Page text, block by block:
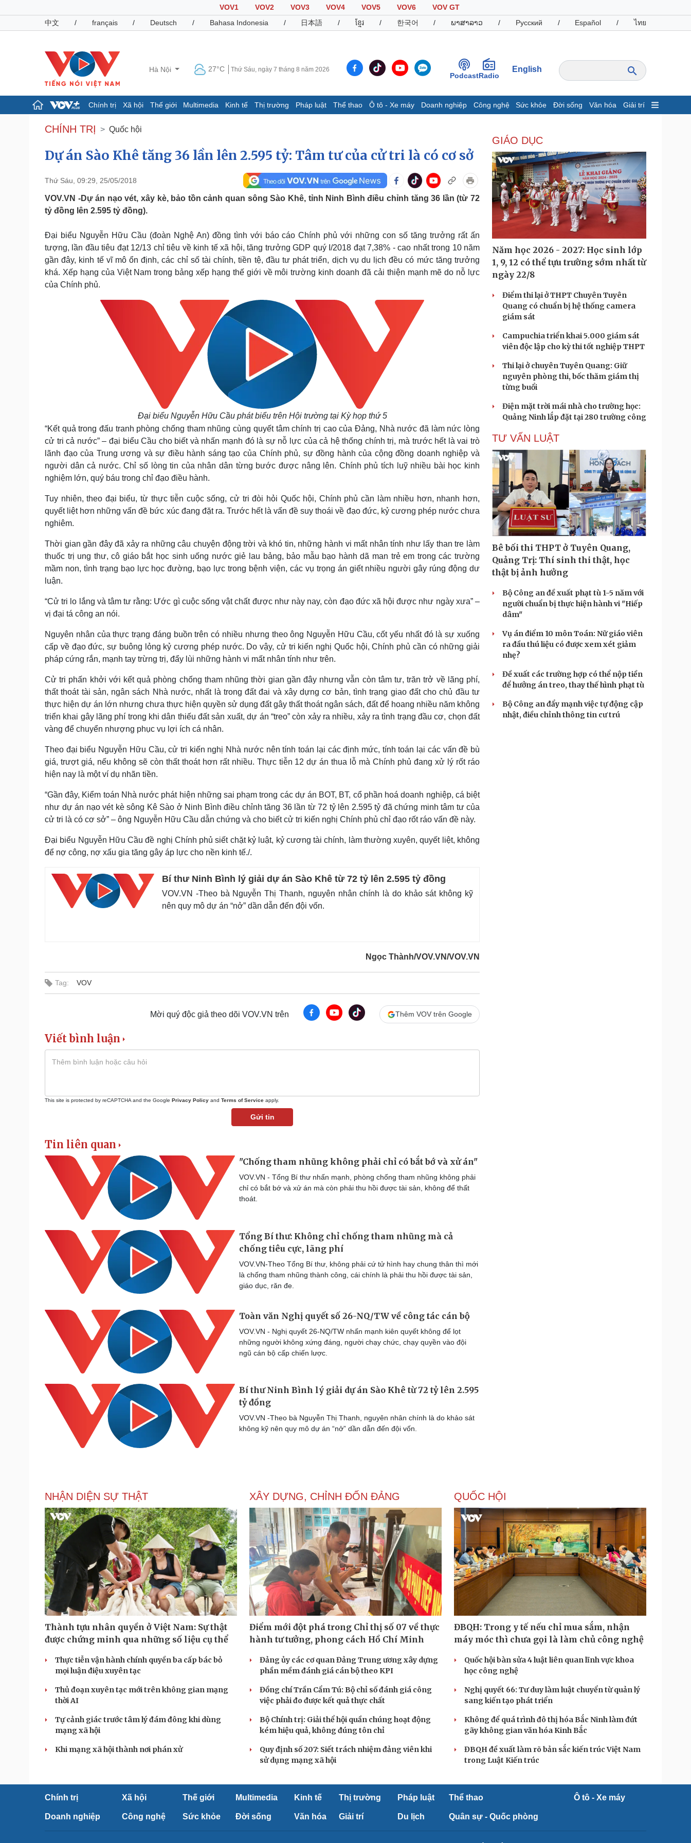
VOV1 VOV2 VOV3 VOV4 VOV5 VOV6
VOV GT
中文
/ français / Deutsch / Bahasa Indonesia / 日本語 / ខ្មែរ / 한국어 / ພາສາລາວ / Русский / Español / ไทย
Hà Nội 27°C Thứ Sáu, ngày 7 tháng 8 năm 2026
PodcastRadio
English
Chính trị Xã hội Thế giới Multimedia Kinh tế Thị trường Pháp luật Thể thao Ô tô - Xe máy Doanh nghiệp Công nghệ Sức khỏe Đời sống Văn hóa Giải trí
Chính trị
Tổ chức nhân sự
Quốc hội
Dự báo thời tiết
Giáo dục
Biển đảo
Cuộc sống đó đây
Hồ sơ
Ảnh
E-Magazine
Infographic
Bất động sản
Khởi nghiệp
Tiêu dùng
Tỷ giá
Chứng khoán
Giá cà phê
Pháp luật
Tin nóng
Tư vấn luật
Quân sự - Quốc phòng
Việt Nam
Phân tích
Lịch thi đấu bóng đá
Thế giới thể thao
eSports
Hậu trường
Xe máy
Tư vấn
Doanh nghiệp
Thông tin doanh nghiệp
Doanh nghiệp 24h
Doanh nhân
Vì cộng đồng
Công nghệ
Sành điệu
Trải nghiệm
Chuyển đổi số
Sức khỏe
Dinh dưỡng - món ngon
Blog
Tình yêu - Gia đình
Sân khấu - Điện ảnh
Di sản
Nghệ sĩ
Thời trang
Sao Việt
Câu chuyện thời sự
Đọc truyện đêm khuya
Kể chuyện cho bé
Hạt giống tâm hồn
CHÍNH TRỊ Quốc hội
Dự án Sào Khê tăng 36 lần lên 2.595 tỷ: Tâm tư của cử tri là có cơ sở
Thứ Sáu, 09:29, 25/05/2018
VOV.VN -Dự án nạo vét, xây kè, bảo tồn cảnh quan sông Sào Khê, tỉnh Ninh Bình điều chỉnh tăng 36 lần (từ 72
tỷ đồng lên 2.595 tỷ đồng).
Đại biểu Nguyễn Hữu Cầu (đoàn Nghệ An) đồng tình với báo cáo Chính phủ với những con số tăng trưởng rất ấn
tượng, lần đầu tiêu đạt 12/13 chỉ tiêu về kinh tế xã hội, tăng trưởng GDP quý I/2018 đạt 7,38% - cao nhất trong 10 năm
gần đây, kinh tế vĩ mô ổn định, các chỉ số tài chính, tiền tệ, đầu tư phát triển, dịch vụ du lịch đều có mức tăng trưởng
khá. Xếp hạng của Việt Nam trong bảng xếp hạng thế giới về môi trường kinh doanh đã cải thiện mạnh mẽ do nỗ lực
của Chính phủ.
Đại biểu Nguyễn Hữu Cầu phát biểu trên Hội trường tại Kỳ họp thứ 5
“Kết quả trong đấu tranh phòng chống tham nhũng cùng quyết tâm chính trị cao của Đảng, Nhà nước đã làm nức lòng
cử tri cả nước” – đại biểu Cầu cho biết và nhấn mạnh đó là sự nỗ lực của cả hệ thống chính trị, mà trước hết là vai trò
lãnh đạo của Trung ương và sự điều hành sáng tạo của Chính phủ, sự đồng hành của cộng đồng doanh nghiệp và
người dân cả nước. Chỉ số lòng tin của nhân dân từng bước được nâng lên. Chính phủ tích luỹ nhiều bài học kinh
nghiệm lớn, quý báu trong chỉ đạo điều hành.
Tuy nhiên, theo đại biểu, từ thực tiễn cuộc sống, cử tri đòi hỏi Quốc hội, Chính phủ cần làm nhiều hơn, nhanh hơn,
quyết liệt hơn những vấn đề bức xúc đang đặt ra. Trước hết là vấn đề suy thoái về đạo đức, kỷ cương phép nước chưa
nghiêm.
Thời gian gần đây đã xảy ra những câu chuyện động trời và khó tin, những hành vi mất nhân tính như lấy than tre làm
thuốc trị ung thư, cô giáo bắt học sinh uống nước giẻ lau bảng, bảo mẫu bạo hành dã man trẻ em trong các trường
mầm non, tình trạng bạo lực học đường, bạo lực trong bệnh viện, các vụ trọng án giết nhiều người gây rúng động dư
luận.
“Cử tri lo lắng và tâm tư rằng: Ước gì cuộc sống vật chất được như này nay, còn đạo đức xã hội được như ngày xưa” –
vị đại tá công an nói.
Nguyên nhân của thực trạng đáng buồn trên có nhiều nhưng theo ông Nguyễn Hữu Cầu, cốt yếu nhất đó là sự xuống
cấp về đạo đức, sự buông lỏng kỷ cương phép nước. Do vậy, cử tri kiến nghị Quốc hội, Chính phủ cần có những giải
pháp cứng rắn, mạnh tay trừng trị, đẩy lùi những hành vi mất nhân tính như trên.
Cử tri phấn khởi với kết quả phòng chống tham nhũng thời gian gần đây nhưng vẫn còn tâm tư, trăn trở về lãng phí,
thất thoát tài sản, ngân sách Nhà nước, nhất là trong đất đai và xây dựng cơ bản, tình trạng giao đất cho chủ đầu tư
thực hiện dự án lớn nhưng chưa thực hiện quyền sử dụng đất gây thất thoát ngân sách, đất để hoang nhiều năm không
triển khai gây lãng phí trong khi dân thiếu đất sản xuất, dự án “treo” còn xảy ra nhiều, xảy ra tình trạng đầu cơ, chọn đất
vàng để chuyển nhượng phục vụ lợi ích cá nhân.
Theo đại biểu Nguyễn Hữu Cầu, cử tri kiến nghị Nhà nước nên tính toán lại các định mức, tính toán lại các vấn đề bù
giá, trượt giá, nếu không sẽ còn thất thoát hơn rất nhiều. Thực tiễn 12 dự án thua lỗ mà Chính phủ đang xử lý rốt ráo
hiện nay là một ví dụ nhãn tiền.
“Gần đây, Kiểm toán Nhà nước phát hiện những sai phạm trong các dự án BOT, BT, cổ phần hoá doanh nghiệp, cá biệt
như dự án nạo vét kè sông Kê Sào ở Ninh Bình điều chỉnh tăng 36 lần từ 72 tỷ lên 2.595 tỷ đã chứng minh tâm tư của
cử tri là có cơ sở” – ông Nguyễn Hữu Cầu dẫn chứng và cho biết cử tri kiến nghị Chính phủ chỉ đạo rốt ráo vấn đề này.
Đại biểu Nguyễn Hữu Cầu đề nghị Chính phủ siết chặt kỷ luật, kỷ cương tài chính, làm thường xuyên, quyết liệt, không
để nợ công, nợ xấu gia tăng gây áp lực cho nền kinh tế./.
Bí thư Ninh Bình lý giải dự án Sào Khê từ 72 tỷ lên 2.595 tỷ đồng
VOV.VN -Theo bà Nguyễn Thị Thanh, nguyên nhân chính là do khảo sát không kỹ
nên quy mô dự án “nở” dần dẫn đến đội vốn.
Ngọc Thành/VOV.VN/VOV.VN
Tag: VOV
Mời quý độc giả theo dõi VOV.VN trên Thêm VOV trên Google
Viết bình luận
This site is protected by reCAPTCHA and the Google Privacy Policy and Terms of Service apply.
Gửi tin
Tin liên quan
"Chống tham nhũng không phải chỉ có bắt bớ và xử án"
VOV.VN - Tổng Bí thư nhấn mạnh, phòng chống tham nhũng không phải
chỉ có bắt bớ và xử án mà còn phải thu hồi được tài sản, không để thất
thoát.
Tổng Bí thư: Không chỉ chống tham nhũng mà cả
chống tiêu cực, lãng phí
VOV.VN-Theo Tổng Bí thư, không phải cứ tử hình hay chung thân thì mới
là chống tham nhũng thành công, cái chính là phải thu hồi được tài sản,
giáo dục, răn đe.
Toàn văn Nghị quyết số 26-NQ/TW về công tác cán bộ
VOV.VN - Nghị quyết 26-NQ/TW nhấn mạnh kiên quyết không để lọt
những người không xứng đáng, người chạy chức, chạy quyền vào đội
ngũ cán bộ cấp chiến lược.
Bí thư Ninh Bình lý giải dự án Sào Khê từ 72 tỷ lên 2.595
tỷ đồng
VOV.VN -Theo bà Nguyễn Thị Thanh, nguyên nhân chính là do khảo sát
không kỹ nên quy mô dự án “nở” dần dẫn đến đội vốn.
GIÁO DỤC
Năm học 2026 - 2027: Học sinh lớp
1, 9, 12 có thể tựu trường sớm nhất từ
ngày 22/8
Điểm thi lại ở THPT Chuyên Tuyên
Quang có chuẩn bị hệ thống camera
giám sát
Campuchia triển khai 5.000 giám sát
viên độc lập cho kỳ thi tốt nghiệp THPT
Thi lại ở chuyên Tuyên Quang: Giữ
nguyên phòng thi, bốc thăm giám thị
từng buổi
Điện mặt trời mái nhà cho trường học:
Quảng Ninh lắp đặt tại 280 trường công
TƯ VẤN LUẬT
Bê bối thi THPT ở Tuyên Quang,
Quảng Trị: Thí sinh thi thật, học
thật bị ảnh hưởng
Bộ Công an đề xuất phạt tù 1-5 năm với
người chuẩn bị thực hiện hành vi "Hiếp
dâm"
Vụ án điểm 10 môn Toán: Nữ giáo viên
ra đầu thú liệu có được xem xét giảm
nhẹ?
Đề xuất các trường hợp có thể nộp tiền
để hưởng án treo, thay thế hình phạt tù
Bộ Công an đẩy mạnh việc tự động cập
nhật, điều chỉnh thông tin cư trú
NHẬN DIỆN SỰ THẬT
Thành tựu nhân quyền ở Việt Nam: Sự thật
được chứng minh qua những số liệu cụ thể
Thực tiễn vận hành chính quyền ba cấp bác bỏ
mọi luận điệu xuyên tạc
Thủ đoạn xuyên tạc mới trên không gian mạng
thời AI
Tự cảnh giác trước tâm lý đám đông khi dùng
mạng xã hội
Khi mạng xã hội thành nơi phán xử
XÂY DỰNG, CHỈNH ĐỐN ĐẢNG
Điểm mới đột phá trong Chỉ thị số 07 về thực
hành tư tưởng, phong cách Hồ Chí Minh
Đảng ủy các cơ quan Đảng Trung ương xây dựng
phần mềm đánh giá cán bộ theo KPI
Đồng chí Trần Cẩm Tú: Bộ chỉ số đánh giá công
việc phải đo được kết quả thực chất
Bộ Chính trị: Giải thể hội quần chúng hoạt động
kém hiệu quả, không đúng tôn chỉ
Quy định số 207: Siết trách nhiệm đảng viên khi
sử dụng mạng xã hội
QUỐC HỘI
ĐBQH: Trong y tế nếu chỉ mua sắm, nhận
máy móc thì chưa gọi là làm chủ công nghệ
Quốc hội bàn sửa 4 luật liên quan lĩnh vực khoa
học công nghệ
Nghị quyết 66: Tư duy làm luật chuyển từ quản lý
sang kiến tạo phát triển
Không để quá trình đô thị hóa Bắc Ninh làm đứt
gãy không gian văn hóa Kinh Bắc
ĐBQH đề xuất làm rõ bản sắc kiến trúc Việt Nam
trong Luật Kiến trúc
Chính trị Xã hội Thế giới Multimedia Kinh tế Thị trường Pháp luật Thể thao Ô tô - Xe máy
Doanh nghiệp Công nghệ Sức khỏe Đời sống Văn hóa Giải trí Du lịch Quân sự - Quốc phòng